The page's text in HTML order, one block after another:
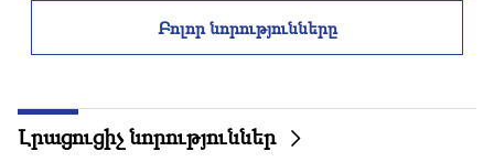
կանգնի ու վե՛րջ, մնացածը քննարկման հարց չի․
փաստաբան (տեսանյութ)
21:42
Հայտնի են դարձել Թաիլանդի դպրոցի հրաձգության
ժամանակ զոհվածների մասին մանրամասները
Բոլոր նորությունները
Լրացուցիչ նորություններ